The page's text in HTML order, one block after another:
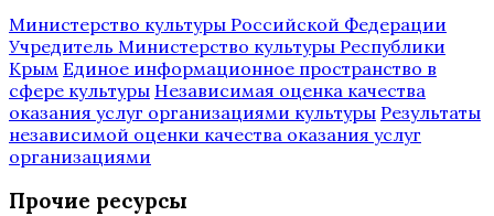
Министерство культуры Российской Федерации
Учредитель Министерство культуры Республики
Крым Единое информационное пространство в
сфере культуры Независимая оценка качества
оказания услуг организациями культуры Результаты
независимой оценки качества оказания услуг
организациями
Прочие ресурсы